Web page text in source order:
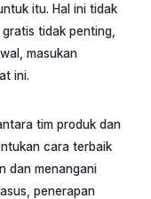
itu. Hal ini tidak
tidak penting,
masukan
ini.
tim produk dan
cara terbaik
dan menangani
penerapan